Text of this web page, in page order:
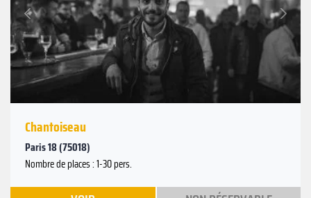
Précédent
Suivant
Chantoiseau
Paris 18 (75018)
Nombre de places : 1-30 pers.